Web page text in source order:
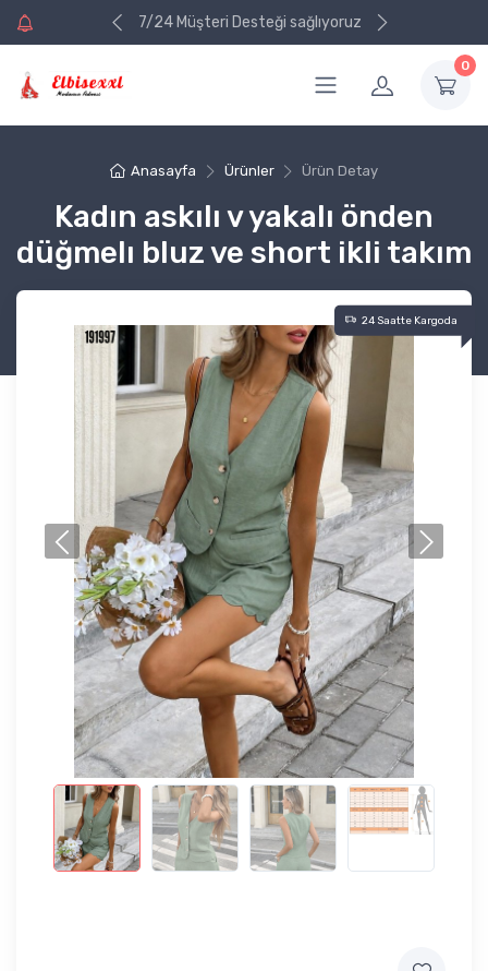
alışverişinizde
7/24 Müşteri Desteği sağlıyoruz
alışverişinizde
0
Anasayfa Ürünler Ürün Detay
Kadın askılı v yakalı önden
düğmelı bluz ve short ikli takım
24 Saatte Kargoda